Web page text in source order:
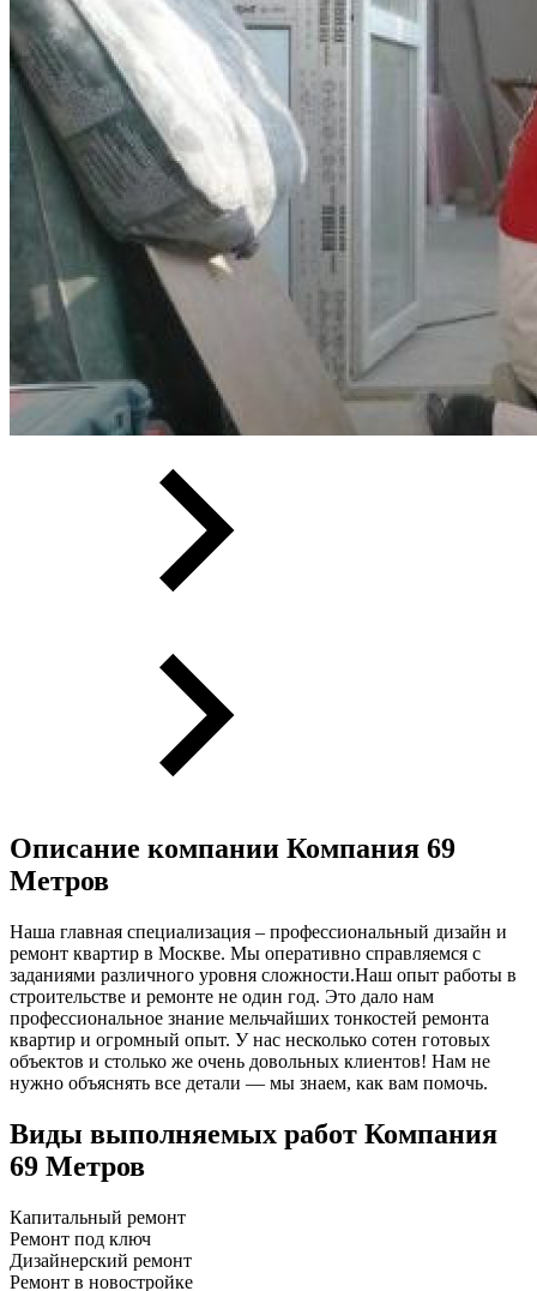
Описание компании Компания 69
Метров
Наша главная специализация – профессиональный дизайн и
ремонт квартир в Москве. Мы оперативно справляемся с
заданиями различного уровня сложности.Наш опыт работы в
строительстве и ремонте не один год. Это дало нам
профессиональное знание мельчайших тонкостей ремонта
квартир и огромный опыт. У нас несколько сотен готовых
объектов и столько же очень довольных клиентов! Нам не
нужно объяснять все детали — мы знаем, как вам помочь.
Виды выполняемых работ Компания
69 Метров
Капитальный ремонт
Ремонт под ключ
Дизайнерский ремонт
Ремонт в новостройке